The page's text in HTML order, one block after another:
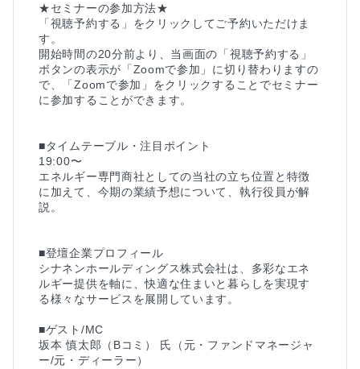
★セミナーの参加方法★
「視聴予約する」をクリックしてご予約いただけま
す。
開始時間の20分前より、当画面の「視聴予約する」
ボタンの表示が「Zoomで参加」に切り替わりますの
で、「Zoomで参加」をクリックすることでセミナー
に参加することができます。
■タイムテーブル・注目ポイント
19:00〜
エネルギー専門商社としての当社の立ち位置と特徴
に加えて、今期の業績予想について、執行役員が解
説。
■登壇企業プロフィール
シナネンホールディングス株式会社は、多彩なエネ
ルギー提供を軸に、快適な住まいと暮らしを実現す
る様々なサービスを展開しています。
■ゲスト/MC
坂本 慎太郎（Bコミ） 氏（元・ファンドマネージャ
ー/元・ディーラー）